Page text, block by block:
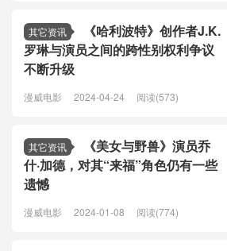
其它资讯
《哈利波特》创作者J.K.
罗琳与演员之间的跨性别权利争议
不断升级
漫威电影 2024-04-24 阅读(573)
其它资讯
《美女与野兽》演员乔
什·加德，对其“来福”角色仍有一些
遗憾
漫威电影 2024-01-08 阅读(774)